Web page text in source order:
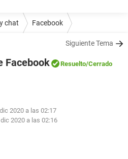
chat Facebook
Siguiente Tema
Facebook Resuelto/Cerrado
2020 a las 02:17
dic 2020 a las 02:16